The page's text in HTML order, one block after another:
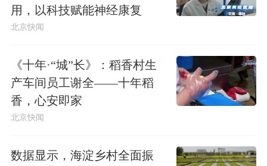
用，以科技赋能神经康复
北京快闻
《十年·“城”长》：稻香村生
产车间员工谢全——十年稻
香，心安即家
北京快闻
数据显示，海淀乡村全面振